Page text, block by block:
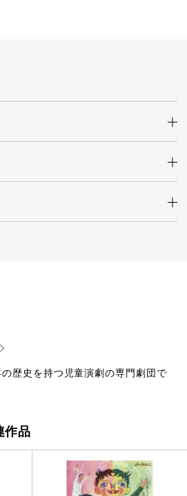
歴史を持つ児童演劇の専門劇団で
作品